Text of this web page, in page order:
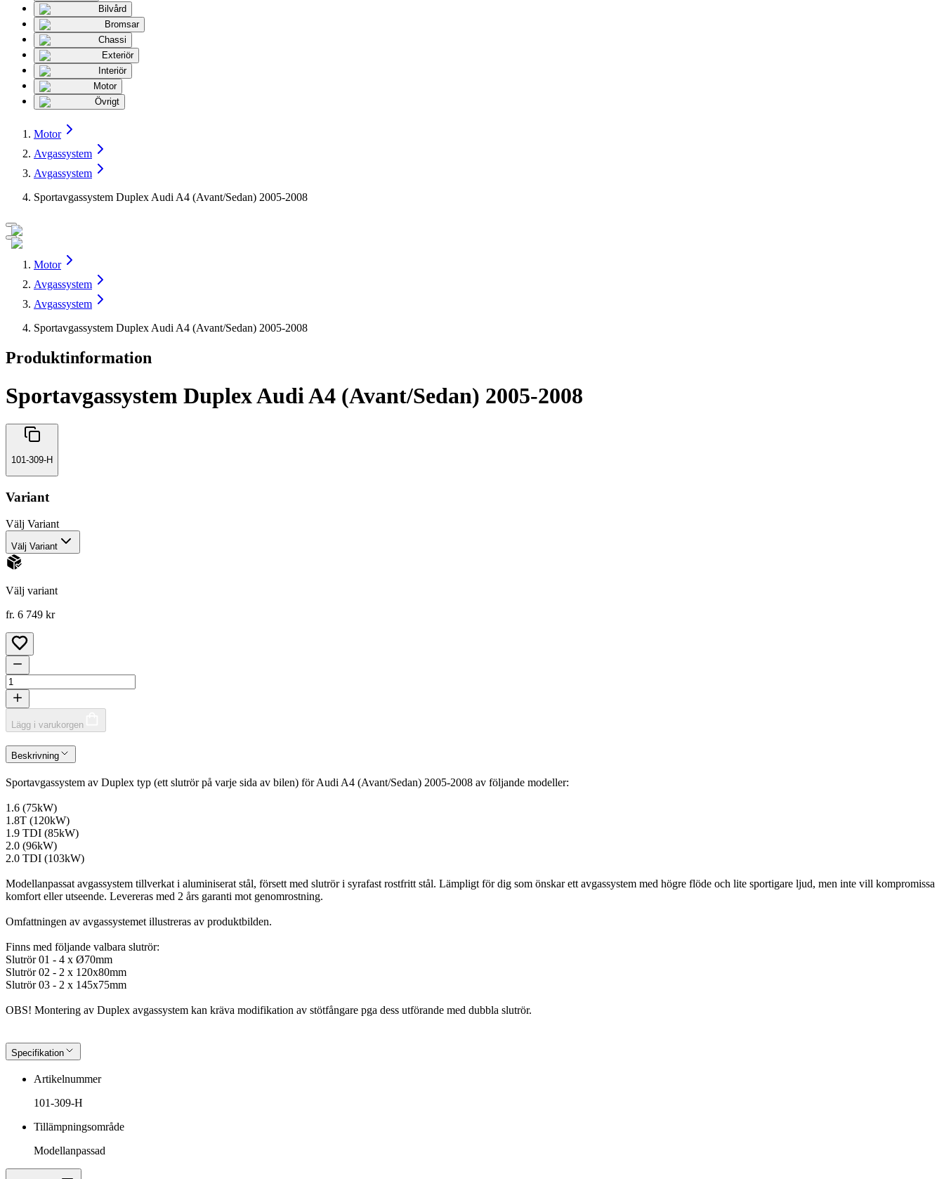
Bilvård
Bromsar
Chassi
Exteriör
Interiör
Motor
Övrigt
Motor
Avgassystem
Avgassystem
Sportavgassystem Duplex Audi A4 (Avant/Sedan) 2005-2008
Motor
Avgassystem
Avgassystem
Sportavgassystem Duplex Audi A4 (Avant/Sedan) 2005-2008
Produktinformation
Sportavgassystem Duplex Audi A4 (Avant/Sedan) 2005-2008
101-309-H
Variant
Välj Variant
Välj Variant
Välj variant
fr. 6 749 kr
Lägg i varukorgen
Beskrivning
Sportavgassystem av Duplex typ (ett slutrör på varje sida av bilen) för Audi A4 (Avant/Sedan) 2005-2008 av följande modeller:
1.6 (75kW)
1.8T (120kW)
1.9 TDI (85kW)
2.0 (96kW)
2.0 TDI (103kW)
Modellanpassat avgassystem tillverkat i aluminiserat stål, försett med slutrör i syrafast rostfritt stål. Lämpligt för dig som önskar ett avgassystem med högre flöde och lite sportigare ljud, men inte vill kompromissa
komfort eller utseende. Levereras med 2 års garanti mot genomrostning.
Omfattningen av avgassystemet illustreras av produktbilden.
Finns med följande valbara slutrör:
Slutrör 01 - 4 x Ø70mm
Slutrör 02 - 2 x 120x80mm
Slutrör 03 - 2 x 145x75mm
OBS! Montering av Duplex avgassystem kan kräva modifikation av stötfångare pga dess utförande med dubbla slutrör.
Specifikation
Artikelnummer
101-309-H
Tillämpningsområde
Modellanpassad